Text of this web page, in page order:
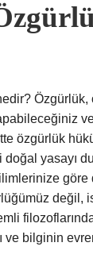
özgürlük
doğal yasayı
göre
değil,
ve bilginin